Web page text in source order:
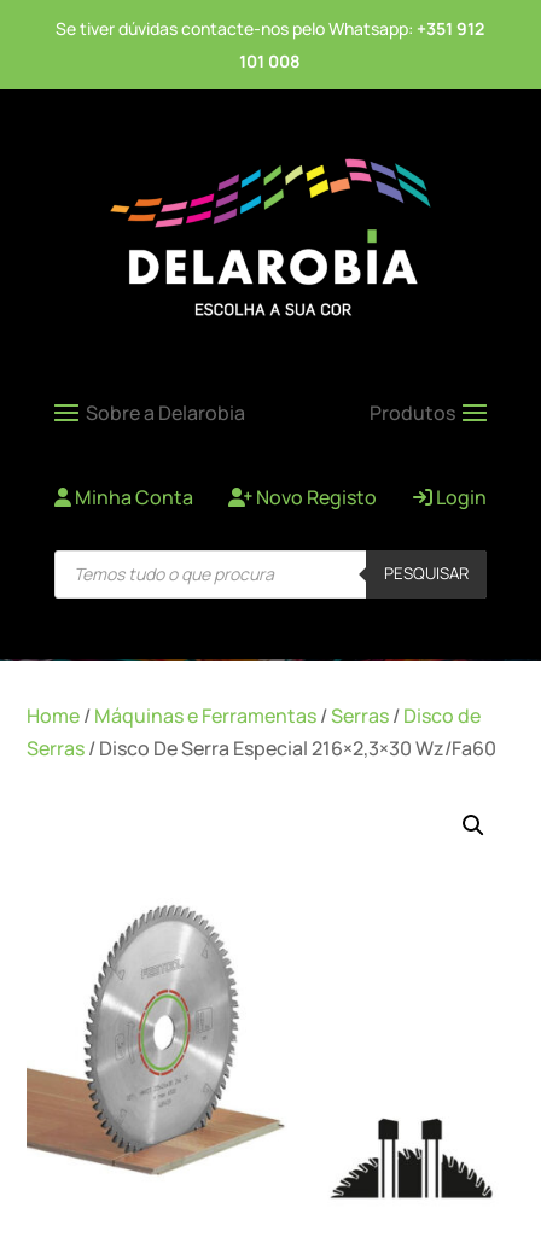
Se tiver dúvidas contacte-nos pelo Whatsapp: +351 912
101 008
Minha Conta Novo Registo Login
Products
search PESQUISAR
Home/Máquinas e Ferramentas/Serras/Disco de
Serras/ Disco De Serra Especial 216×2,3×30 Wz/Fa60